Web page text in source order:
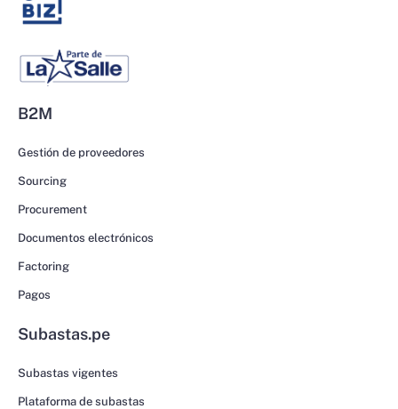
B2M
Gestión de proveedores
Sourcing
Procurement
Documentos electrónicos
Factoring
Pagos
Subastas.pe
Subastas vigentes
Plataforma de subastas